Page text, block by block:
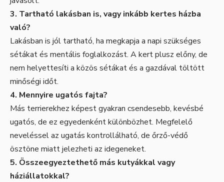
3. Tartható lakásban is, vagy inkább kertes házba
való?
Lakásban is jól tartható, ha megkapja a napi szükséges
sétákat és mentális foglalkozást. A kert plusz előny, de
nem helyettesíti a közös sétákat és a gazdával töltött
minőségi időt.
4. Mennyire ugatós fajta?
Más terrierekhez képest gyakran csendesebb, kevésbé
ugatós, de ez egyedenként különbözhet. Megfelelő
neveléssel az ugatás kontrollálható, de őrző-védő
ösztöne miatt jelezheti az idegeneket.
5. Összeegyeztethető más kutyákkal vagy
háziállatokkal?